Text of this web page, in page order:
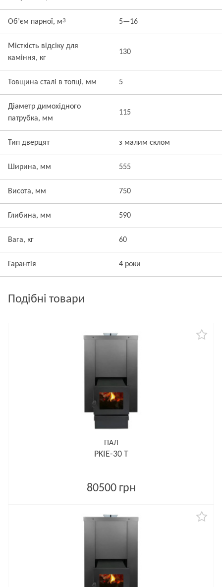
Об’єм парної, м3 5—16
Місткість відсіку для
каміння, кг
130
Товщина сталі в топці, мм 5
Діаметр димохідного
патрубка, мм
115
Тип дверцят з малим склом
Ширина, мм 555
Висота, мм 750
Глибина, мм 590
Вага, кг 60
Гарантія 4 роки
Подібні товари
ПАЛ
PKIE-30 T
80500 грн